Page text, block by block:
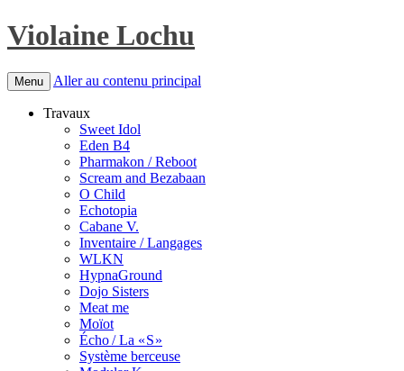
Violaine Lochu
Menu Aller au contenu principal
Travaux
Sweet Idol
Eden B4
Pharmakon / Reboot
Scream and Bezabaan
O Child
Echotopia
Cabane V.
Inventaire / Langages
WLKN
HypnaGround
Dojo Sisters
Meat me
Moïot
Écho / La « S »
Système berceuse